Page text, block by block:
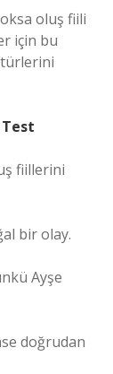
oluş fiili
için bu
türlerini
fiillerini
bir olay.
Ayşe
doğrudan